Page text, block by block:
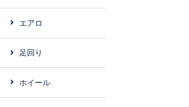
エアロ
足回り
ホイール